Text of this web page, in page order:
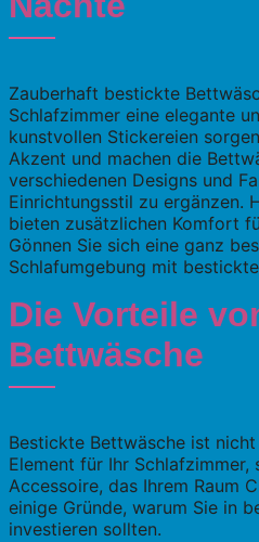
Zauberhaft bestickte
Schlafzimmer eine elegante
kunstvollen Stickereien
Akzent und machen die
verschiedenen Designs und
Einrichtungsstil zu ergänzen.
bieten zusätzlichen Komfort
Gönnen Sie sich eine ganz
Schlafumgebung mit
Die Vorteile
Bettwäsche
Bestickte Bettwäsche ist
Element für Ihr
Accessoire, das Ihrem Raum
einige Gründe, warum Sie in
investieren sollten.